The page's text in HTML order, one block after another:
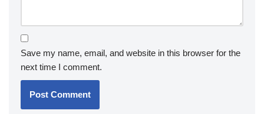
Save my name, email, and website in this browser for the
next time I comment.